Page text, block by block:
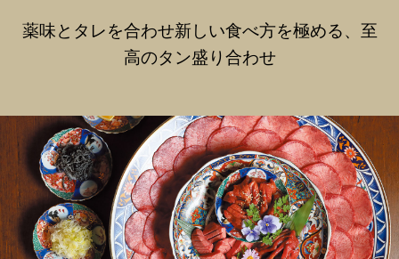
薬味とタレを合わせ新しい食べ方を極める、至
高のタン盛り合わせ